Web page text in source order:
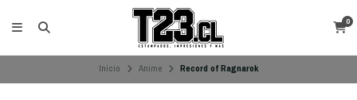
0
Inicio Anime Record of Ragnarok